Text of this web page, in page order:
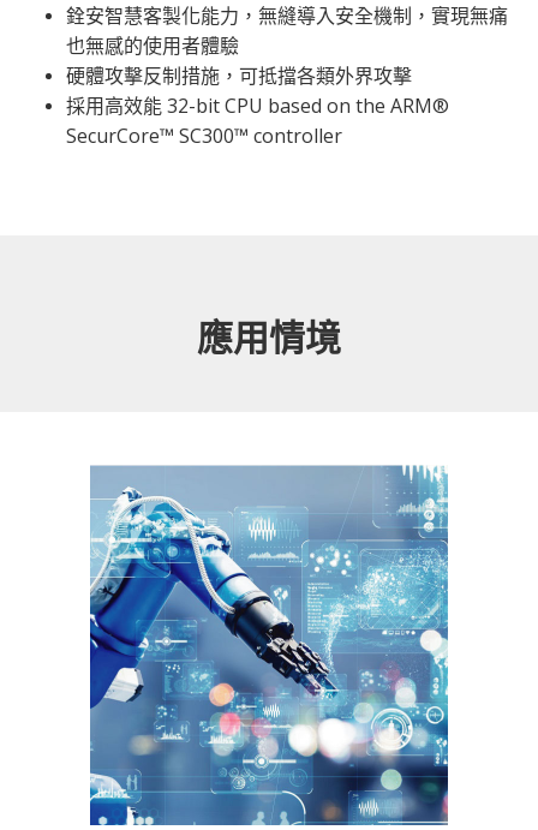
銓安智慧客製化能力，無縫導入安全機制，實現無痛
也無感的使用者體驗
硬體攻擊反制措施，可抵擋各類外界攻擊
採用高效能 32-bit CPU based on the ARM®
SecurCore™ SC300™ controller
應用情境